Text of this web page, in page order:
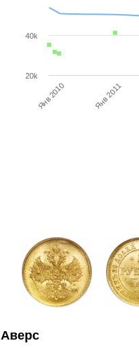
Янв 2010 Янв 2011
20k
40k
Аверс